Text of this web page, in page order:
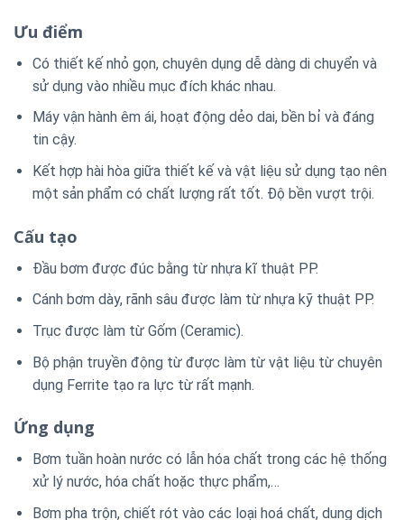
Ưu điểm
Có thiết kế nhỏ gọn, chuyên dụng dễ dàng di chuyển và
sử dụng vào nhiều mục đích khác nhau.
Máy vận hành êm ái, hoạt động dẻo dai, bền bỉ và đáng
tin cậy.
Kết hợp hài hòa giữa thiết kế và vật liệu sử dụng tạo nên
một sản phẩm có chất lượng rất tốt. Độ bền vượt trội.
Cấu tạo
Đầu bơm được đúc bằng từ nhựa kĩ thuật PP.
Cánh bơm dày, rãnh sâu được làm từ nhựa kỹ thuật PP.
Trục được làm từ Gốm (Ceramic).
Bộ phận truyền động từ được làm từ vật liệu từ chuyên
dụng Ferrite tạo ra lực từ rất mạnh.
Ứng dụng
Bơm tuần hoàn nước có lẫn hóa chất trong các hệ thống
xử lý nước, hóa chất hoặc thực phẩm,…
Bơm pha trộn, chiết rót vào các loại hoá chất, dung dịch